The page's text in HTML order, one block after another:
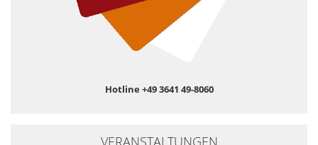
Hotline +49 3641 49-8060
VERANSTALTUNGEN